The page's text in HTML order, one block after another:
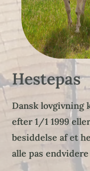
Hestepas
Dansk lovgivning
efter 1/1 1999
besiddelse af et
alle pas